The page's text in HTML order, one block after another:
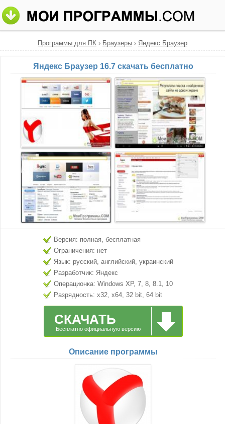
Программы для ПК › Браузеры › Яндекс Браузер
Яндекс Браузер 16.7 скачать бесплатно
Версия: полная, бесплатная
Ограничения: нет
Язык: русский, английский, украинский
Разработчик: Яндекс
Операционка: Windows XP, 7, 8, 8.1, 10
Разрядность: x32, x64, 32 bit, 64 bit
СКАЧАТЬ
Бесплатно официальную версию
Описание программы